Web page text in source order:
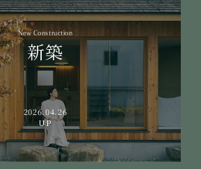
New Construction
新築
2026.04.26
UP